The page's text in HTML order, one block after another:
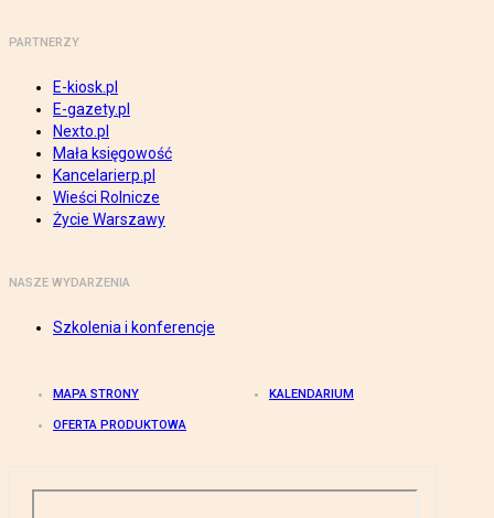
PARTNERZY
E-kiosk.pl
E-gazety.pl
Nexto.pl
Mała księgowość
Kancelarierp.pl
Wieści Rolnicze
Życie Warszawy
NASZE WYDARZENIA
Szkolenia i konferencje
MAPA STRONY KALENDARIUM
OFERTA PRODUKTOWA